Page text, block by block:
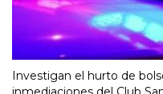
Investigan el hurto de